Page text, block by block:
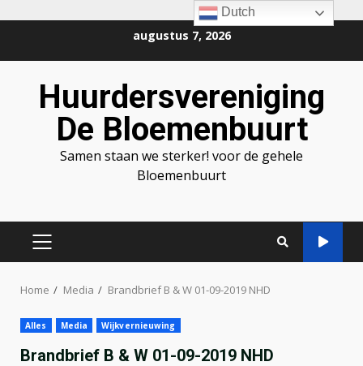
inhoud
augustus 7, 2026
Huurdersvereniging
De Bloemenbuurt
Samen staan we sterker! voor de gehele
Bloemenbuurt
PRIMAIR
Home Media Brandbrief B & W 01-09-2019 NHD
Alles Media Wijkvernieuwing
Brandbrief B & W 01-09-2019 NHD
Dutch